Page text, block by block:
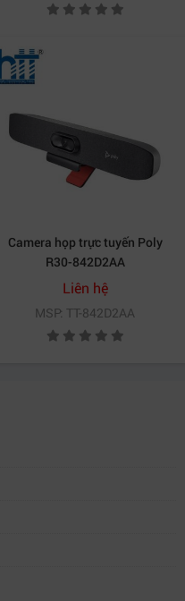
Camera họp trực tuyến Poly
R30-842D2AA
Liên hệ
MSP: TT-842D2AA